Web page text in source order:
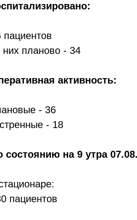
пациентов
них планово - 34
активность:
- 36
- 18
состоянию на 9 утра
пациентов